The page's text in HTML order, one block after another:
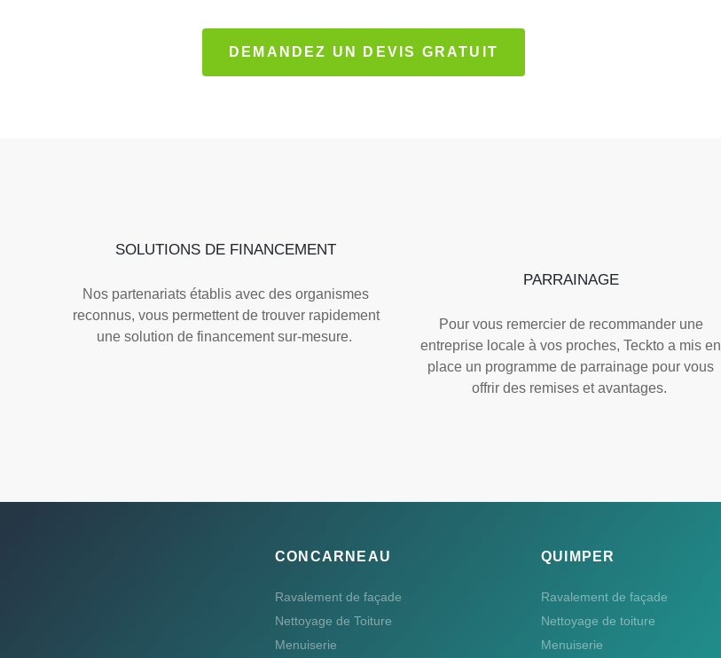
DEMANDEZ UN DEVIS GRATUIT
SOLUTIONS DE FINANCEMENT
Nos partenariats établis avec des organismes
reconnus, vous permettent de trouver rapidement
une solution de financement sur-mesure.
PARRAINAGE
Pour vous remercier de recommander une
entreprise locale à vos proches, Teckto a mis en
place un programme de parrainage pour vous
offrir des remises et avantages.
CONCARNEAU
Ravalement de façade
Nettoyage de Toiture
Menuiserie
QUIMPER
Ravalement de façade
Nettoyage de toiture
Menuiserie